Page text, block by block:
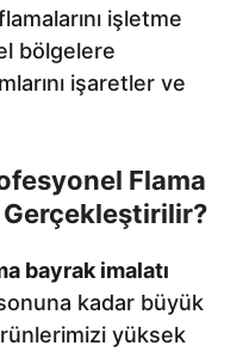
işletme
bölgelere
işaretler ve
Flama
Gerçekleştirilir?
bayrak imalatı
kadar büyük
yüksek